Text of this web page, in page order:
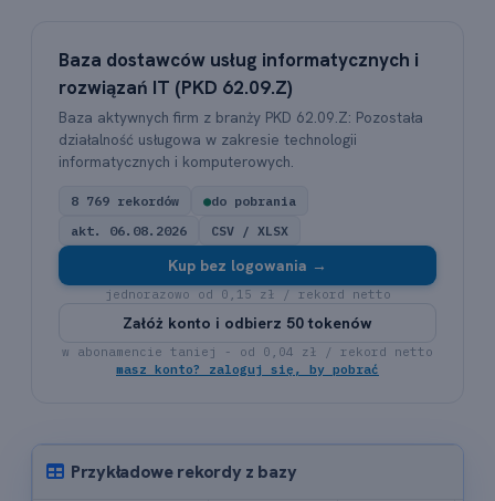
Baza dostawców usług informatycznych i
rozwiązań IT (PKD 62.09.Z)
Baza aktywnych firm z branży PKD 62.09.Z: Pozostała
działalność usługowa w zakresie technologii
informatycznych i komputerowych.
8 769 rekordów ●do pobrania
akt. 06.08.2026
CSV / XLSX
Kup bez logowania →
jednorazowo od 0,15 zł / rekord netto
Załóż konto i odbierz 50 tokenów
w abonamencie taniej - od 0,04 zł / rekord netto
masz konto? zaloguj się, by pobrać
Przykładowe rekordy z bazy